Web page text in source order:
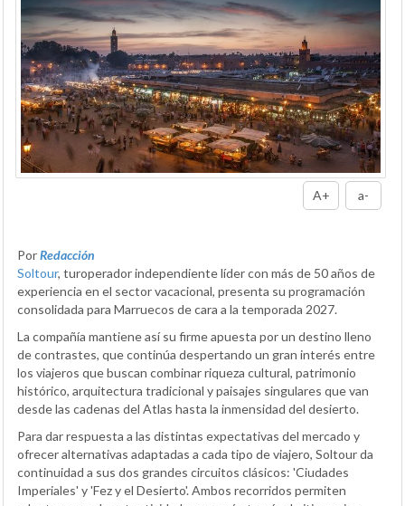
A+ a-
PorRedacción
Soltour, turoperador independiente líder con más de 50 años de
experiencia en el sector vacacional, presenta su programación
consolidada para Marruecos de cara a la temporada 2027.
La compañía mantiene así su firme apuesta por un destino lleno
de contrastes, que continúa despertando un gran interés entre
los viajeros que buscan combinar riqueza cultural, patrimonio
histórico, arquitectura tradicional y paisajes singulares que van
desde las cadenas del Atlas hasta la inmensidad del desierto.
Para dar respuesta a las distintas expectativas del mercado y
ofrecer alternativas adaptadas a cada tipo de viajero, Soltour da
continuidad a sus dos grandes circuitos clásicos: 'Ciudades
Imperiales' y 'Fez y el Desierto'. Ambos recorridos permiten